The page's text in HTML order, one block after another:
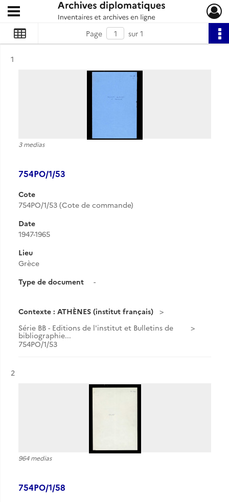
Archives diplomatiques
Ouvrir le menu déroulant
Page sur 1
Résultat n°
1
3 medias
754PO/1/53
Cote
754PO/1/53 (Cote de commande)
Date
1947-1965
Lieu
Grèce
Type de document
-
Contexte : ATHÈNES (institut français)
Série BB - Editions de l'institut et Bulletins de
bibliographie...
754PO/1/53
Résultat n°
2
964 medias
754PO/1/58